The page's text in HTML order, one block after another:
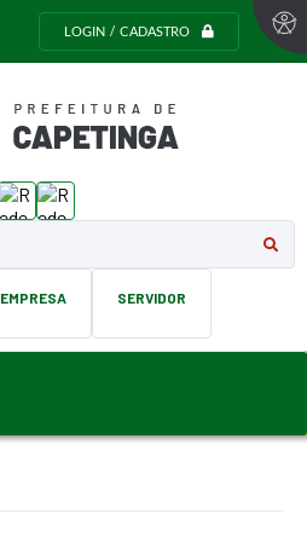
LOGIN / CADASTRO
EMPRESA SERVIDOR